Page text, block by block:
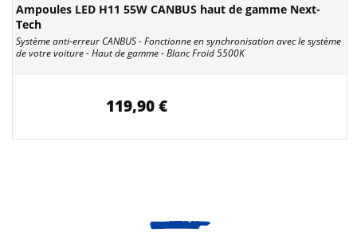
Ampoules LED H11 55W CANBUS haut de gamme Next-
Tech
Système anti-erreur CANBUS - Fonctionne en synchronisation avec le système
de votre voiture - Haut de gamme - Blanc Froid 5500K
119,90 €